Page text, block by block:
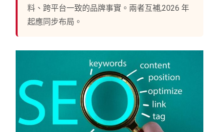
料、跨平台一致的品牌事實。兩者互補,2026 年
起應同步布局。